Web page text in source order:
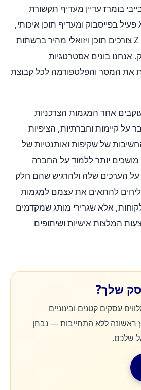
בומרז עדיין מעדיף תקשורת
טלפונית ומיילים, דור X פעיל בפייסבוק ומעדיף תוכן איכותי,
בעוד המילניאלים ודור Z צורכים תוכן ויזואלי מהיר ברשתות
אנחנו בונים אסטרטגיות
את המסר והפלטפורמה לכל קבוצת
אחר המגמות הצרכניות
על קיימות וחברתיות, הציפיות
של שקיפות ואותנטיות של
יותר ללמוד על החברה
הערכים שלה ולהרגיש שהם חלק
להתאים את עצמם למגמות
אלא שגרירי מותג שמקדמים
המלצות אישיות ושיתופים
שלך?
עסקים קטנים ובינוניים
ראשונה ללא התחייבות — נבחן
שלכם.